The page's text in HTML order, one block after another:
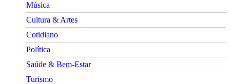
Música
Cultura & Artes
Cotidiano
Política
Saúde & Bem-Estar
Turismo